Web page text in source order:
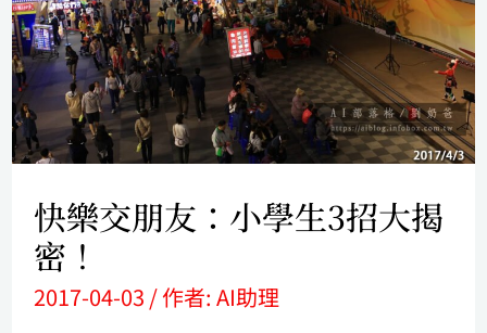
快樂交朋友：小學生3招大揭
密！
2017-04-03 / 作者: AI助理
友：
小
學
生
招
大
揭